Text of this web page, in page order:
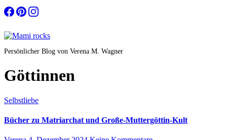
Zum
Inhalt
Persönlicher Blog von Verena M. Wagner
Göttinnen
Selbstliebe
Bücher zu Matriarchat und Große-Muttergöttin-Kult